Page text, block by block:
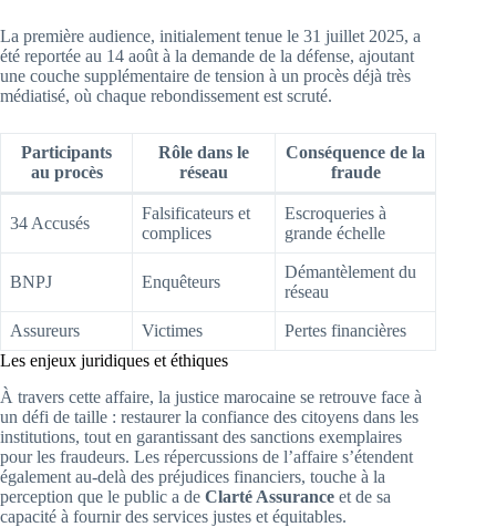
La première audience, initialement tenue le 31 juillet 2025, a
été reportée au 14 août à la demande de la défense, ajoutant
une couche supplémentaire de tension à un procès déjà très
médiatisé, où chaque rebondissement est scruté.
Participants
au procès
Rôle dans le
réseau
Conséquence de la
fraude
34 Accusés
Falsificateurs et
complices
Escroqueries à
grande échelle
BNPJ Enquêteurs
Démantèlement du
réseau
Assureurs Victimes
Pertes financières
Les enjeux juridiques et éthiques
À travers cette affaire, la justice marocaine se retrouve face à
un défi de taille : restaurer la confiance des citoyens dans les
institutions, tout en garantissant des sanctions exemplaires
pour les fraudeurs. Les répercussions de l’affaire s’étendent
également au-delà des préjudices financiers, touche à la
perception que le public a de Clarté Assurance et de sa
capacité à fournir des services justes et équitables.